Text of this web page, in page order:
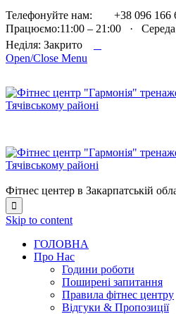
Телефонуйте нам:
+38 096 166
Працюємо:11:00 – 21:00 ·
Неділя: Закрито
Open/Close Menu
Фітнес центер в Закарпатській

Skip to content
ГОЛОВНА
Про Нас
Години роботи
Поширені запитання
Правила фітнес центру
Відгуки & Пропозиції